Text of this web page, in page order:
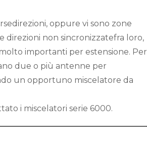
oppure vi sono zone
direzioni non sincronizzatefra loro,
importanti per estensione. Per
due o più antenne per
un opportuno miscelatore da
i miscelatori serie 6000.